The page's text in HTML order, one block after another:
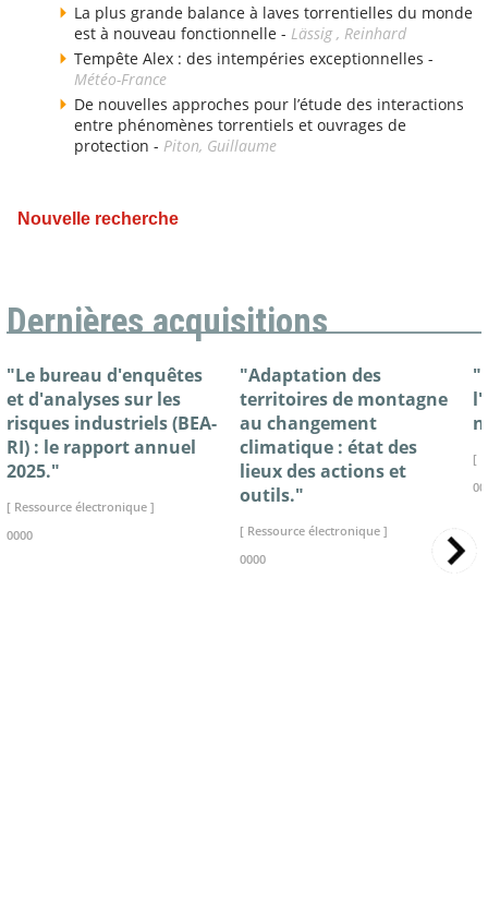
La plus grande balance à laves torrentielles du monde
est à nouveau fonctionnelle - Lässig , Reinhard
Tempête Alex : des intempéries exceptionnelles -
Météo-France
De nouvelles approches pour l’étude des interactions
entre phénomènes torrentiels et ouvrages de
protection - Piton, Guillaume
Nouvelle recherche
Dernières acquisitions
"Le bureau d'enquêtes
et d'analyses sur les
risques industriels (BEA-
RI) : le rapport annuel
2025."
[ Ressource électronique ]
0000
"Adaptation des
territoires de montagne
au changement
climatique : état des
lieux des actions et
outils."
[ Ressource électronique ]
0000
[